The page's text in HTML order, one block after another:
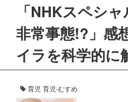
「NHKスペシ
非常事態!?」
イラを科学的に
育児 育児-むすめ